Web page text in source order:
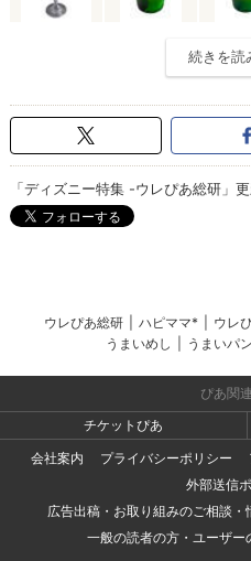
続きを読
「ディズニー特集 -ウレぴあ総研」
ウレぴあ総研 ハピママ* ウレ
うまいめし
うまいパン
ぴあ関
チケットぴあ
会社案内
プライバシーポリシー
外部送信
広告出稿・お取り組みのご相談
一般の読者の方・ユーザ